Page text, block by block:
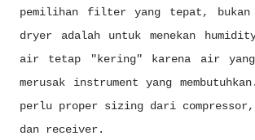
pemilihan filter yang tepat,
dryer adalah untuk menekan
air tetap "kering" karena air yang
merusak instrument yang
perlu proper sizing dari
dan receiver.